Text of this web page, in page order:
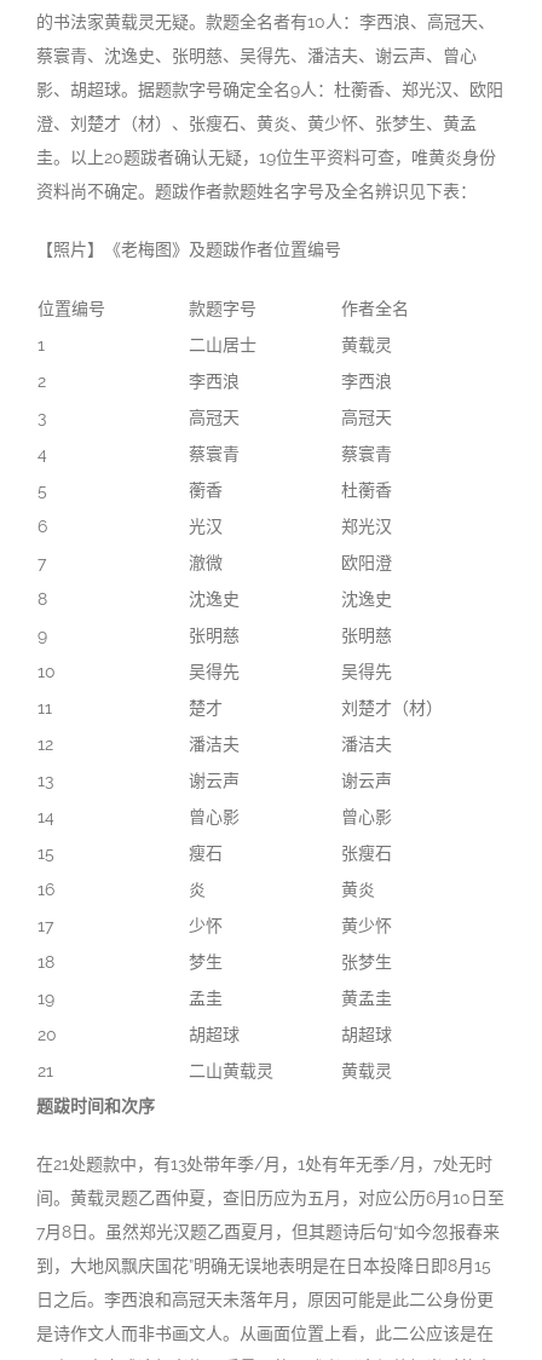
的书法家黄载灵无疑。款题全名者有10人：李西浪、高冠天、
蔡寰青、沈逸史、张明慈、吴得先、潘洁夫、谢云声、曾心
影、胡超球。据题款字号确定全名9人：杜蘅香、郑光汉、欧阳
澄、刘楚才（材）、张瘦石、黄炎、黄少怀、张梦生、黄孟
圭。以上20题跋者确认无疑，19位生平资料可查，唯黄炎身份
资料尚不确定。题跋作者款题姓名字号及全名辨识见下表：
【照片】《老梅图》及题跋作者位置编号
位置编号 款题字号
作者全名
1
二山居士
黄载灵
2
李西浪
李西浪
3
高冠天
高冠天
4
蔡寰青
蔡寰青
5
蘅香
杜蘅香
6
光汉
郑光汉
7
澈微
欧阳澄
8
沈逸史
沈逸史
9
张明慈
张明慈
10
吴得先
吴得先
11
楚才
刘楚才（材）
12
潘洁夫
潘洁夫
13
谢云声
谢云声
14
曾心影
曾心影
15
瘦石
张瘦石
16
炎
黄炎
17
少怀
黄少怀
18
梦生
张梦生
19
孟圭
黄孟圭
20
胡超球
胡超球
21
二山黄载灵
黄载灵
题跋时间和次序
在21处题款中，有13处带年季/月，1处有年无季/月，7处无时
间。黄载灵题乙酉仲夏，查旧历应为五月，对应公历6月10日至
7月8日。虽然郑光汉题乙酉夏月，但其题诗后句“如今忽报春来
到，大地风飘庆国花”明确无误地表明是在日本投降日即8月15
日之后。李西浪和高冠天未落年月，原因可能是此二公身份更
是诗作文人而非书画文人。从画面位置上看，此二公应该是在